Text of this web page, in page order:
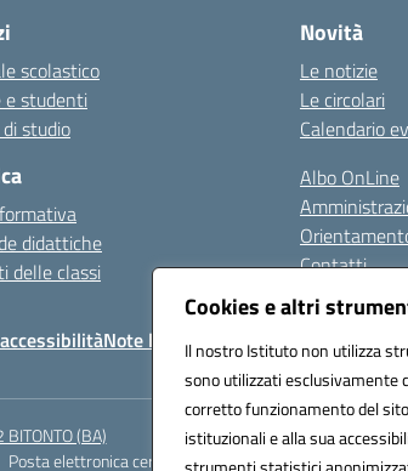
Cookies e altri
Il nostro Istituto non utilizza
sono utilizzati esclusivamente
corretto funzionamento del
istituzionali e alla sua
scolastico
e studenti
studio
didattiche
delle classi
Novità
Le notizie
Le circolari
Calendario
Albo OnLine
Contatti
Note legali
(BA)
Posta elettronica certificata (PEC):